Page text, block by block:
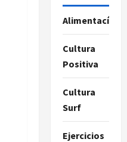
Alimentacíon
Cultura
Positiva
Cultura
Surf
Ejercicios